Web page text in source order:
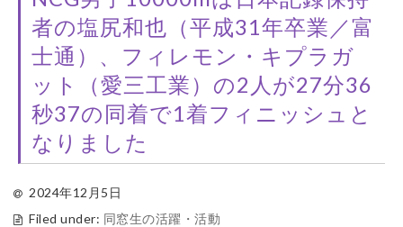
者の塩尻和也（平成31年卒業／富
士通）、フィレモン・キプラガ
ット（愛三工業）の2人が27分36
秒37の同着で1着フィニッシュと
なりました
2024年12月5日
Filed under: 同窓生の活躍・活動